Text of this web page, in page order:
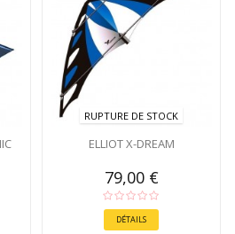
RUPTURE DE STOCK
ELLIOT X-DREAM
79,00 €
DÉTAILS